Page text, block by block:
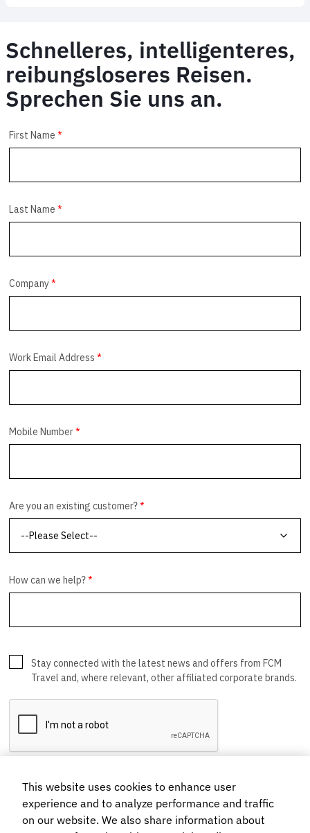
Schnelleres, intelligenteres,
reibungsloseres Reisen.
Sprechen Sie uns an.
This website uses cookies to enhance user
experience and to analyze performance and traffic
on our website. We also share information about